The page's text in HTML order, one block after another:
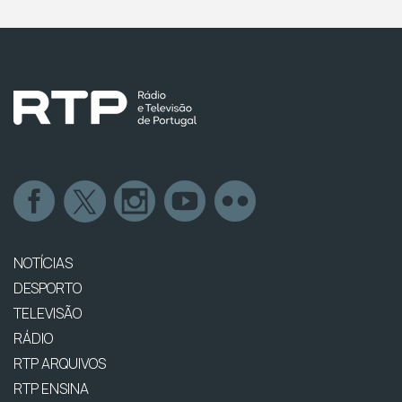
NOTÍCIAS
DESPORTO
TELEVISÃO
RÁDIO
RTP ARQUIVOS
RTP ENSINA